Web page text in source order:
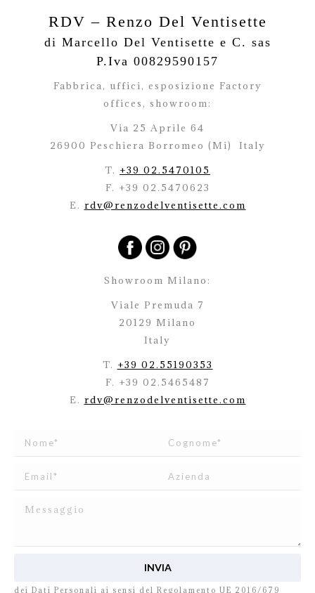
RDV – Renzo Del Ventisette
di Marcello Del Ventisette e C. sas
P.Iva 00829590157
Fabbrica, uffici, esposizione Factory
offices, showroom:
Via 25 Aprile 64
26900 Peschiera Borromeo (Mi)
Italy
T. +39 02.5470105
F. +39 02.5470623
E. rdv@renzodelventisette.com
Showroom Milano:
Viale Premuda 7
20129 Milano
Italy
T. +39 02.55190353
F. +39 02.5465487
E. rdv@renzodelventisette.com
dei Dati Personali ai sensi del Regolamento UE 2016/679